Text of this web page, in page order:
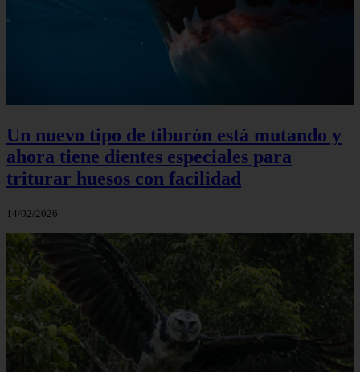
Un nuevo tipo de tiburón está mutando y
ahora tiene dientes especiales para
triturar huesos con facilidad
14/02/2026